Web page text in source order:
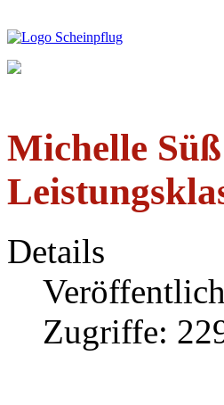
Michelle
Details
Zugriffe: